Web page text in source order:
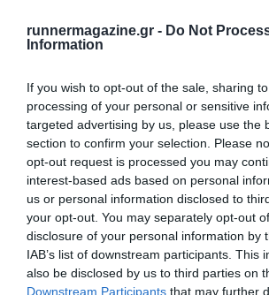
runnermagazine.gr - Do Not
Information
If you wish to opt-out of the sale, sharing
processing of your personal or sensitive
targeted advertising by us, please use the
section to confirm your selection. Please
opt-out request is processed you may
interest-based ads based on personal
us or personal information disclosed to
your opt-out. You may separately opt-out
disclosure of your personal information by
IAB’s list of downstream participants. This
also be disclosed by us to third parties on
Downstream Participants that may further
10ος Ιπποκράτειος Λαϊκός Αγώνας